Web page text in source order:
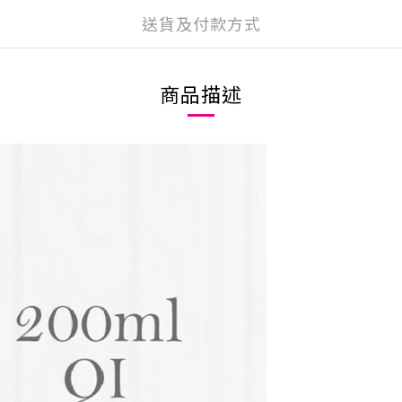
送貨及付款方式
商品描述